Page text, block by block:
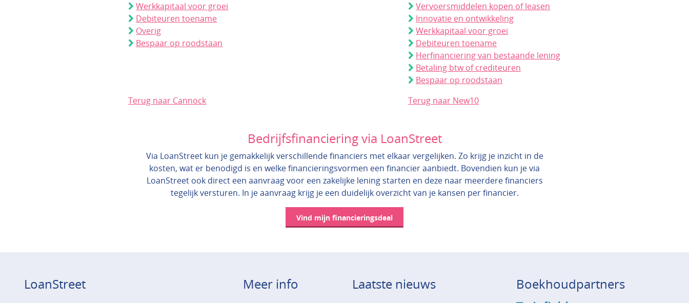
Werkkapitaal voor groei
Debiteuren toename
Overig
Bespaar op roodstaan
Vervoersmiddelen kopen of leasen
Innovatie en ontwikkeling
Werkkapitaal voor groei
Debiteuren toename
Herfinanciering van bestaande lening
Betaling btw of crediteuren
Bespaar op roodstaan
Terug naar Cannock
Terug naar New10
Bedrijfsfinanciering via LoanStreet
Via LoanStreet kun je gemakkelijk verschillende financiers met elkaar vergelijken. Zo krijg je inzicht in de
kosten, wat er benodigd is en welke financieringsvormen een financier aanbiedt. Bovendien kun je via
LoanStreet ook direct een aanvraag voor een zakelijke lening starten en deze naar meerdere financiers
tegelijk versturen. In je aanvraag krijg je een duidelijk overzicht van je kansen per financier.
Vind mijn financieringsdeal
LoanStreet Meer info Laatste nieuws Boekhoudpartners